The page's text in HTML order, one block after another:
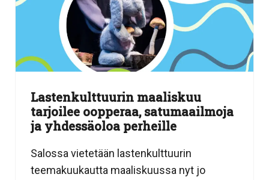
Lastenkulttuurin maaliskuu
tarjoilee oopperaa, satumaailmoja
ja yhdessäoloa perheille
Salossa vietetään lastenkulttuurin
teemakuukautta maaliskuussa nyt jo